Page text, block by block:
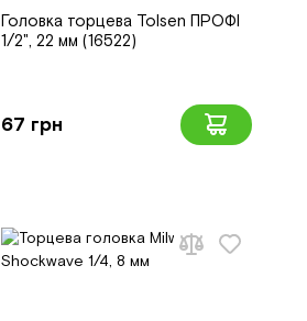
Головка торцева Tolsen ПРОФІ
1/2", 22 мм (16522)
67 грн